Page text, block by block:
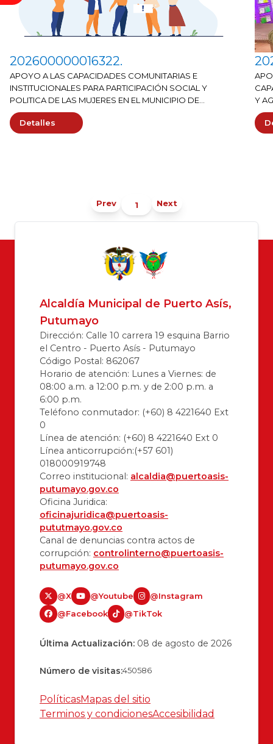
202600000016322.
APOYO A LAS CAPACIDADES COMUNITARIAS E
INSTITUCIONALES PARA PARTICIPACIÓN SOCIAL Y
POLITICA DE LAS MUJERES EN EL MUNICIPIO DE
PUERTO ASÍS, PUTUMAYO
Detalles
Y
Prev Next
Alcaldía Municipal de Puerto Asís,
Putumayo
Dirección: Calle 10 carrera 19 esquina Barrio
el Centro - Puerto Asís - Putumayo
Código Postal: 862067
Horario de atención: Lunes a Viernes: de
08:00 a.m. a 12:00 p.m. y de 2:00 p.m. a
6:00 p.m.
Teléfono conmutador: (+60) 8 4221640 Ext
0
Línea de atención: (+60) 8 4221640 Ext 0
Línea anticorrupción:(+57 601)
018000919748
Correo institucional: alcaldia@puertoasis-
putumayo.gov.co
Oficina Juridica:
oficinajuridica@puertoasis-
pututmayo.gov.co
Canal de denuncias contra actos de
corrupción: controlinterno@puertoasis-
putumayo.gov.co
@X @Youtube
@Instagram
@Facebook
@TikTok
Última Actualización: 08 de agosto de 2026
Número de visitas:450586
PolíticasMapas del sitio
Terminos y condicionesAccesibilidad